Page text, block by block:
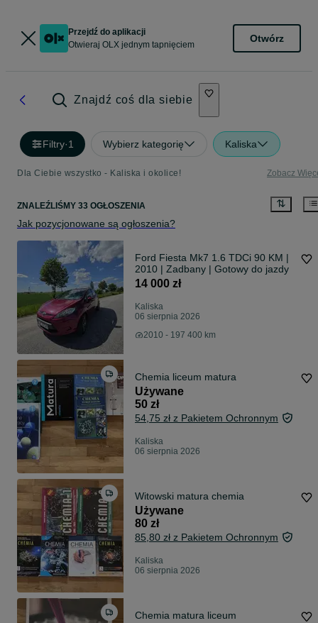
Przejdź do aplikacji
Otwieraj OLX jednym tapnięciem
Otwórz
Znajdź coś dla siebie
Filtry·1 Wybierz kategorię Kaliska
Dla Ciebie wszystko - Kaliska i okolice! Zobacz
ZNALEŹLIŚMY 33 OGŁOSZENIA
Jak pozycjonowane są ogłoszenia?
Ford Fiesta Mk7 1.6 TDCi 90 KM |
2010 | Zadbany | Gotowy do jazdy
14 000 zł
Kaliska
06 sierpnia 2026
2010 - 197 400 km
Chemia liceum matura
Używane
50 zł
54,75 zł z Pakietem Ochronnym
Kaliska
06 sierpnia 2026
Witowski matura chemia
Używane
80 zł
85,80 zł z Pakietem Ochronnym
Kaliska
06 sierpnia 2026
Chemia matura liceum